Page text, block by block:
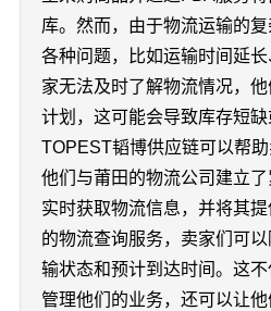
库。然而，由于物流运输的
各种问题，比如运输时间延
家无法及时了解物流情况，
计划，这可能会导致库存短缺
TOPEST韬博供应链可以帮助
他们与莆田的物流公司建立
实时获取物流信息，并将其提
的物流查询服务，卖家们可
输状态和预计到达时间。这
管理他们的业务，还可以让